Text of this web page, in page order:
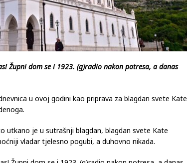
Župni dom se i 1923. (g)radio nakon potresa, a danas
u ovoj godini kao priprava za blagdan svete Kate,
je u sutrašnji blagdan, blagdan svete Kate
vladar tjelesno pogubi, a duhovno nikada.